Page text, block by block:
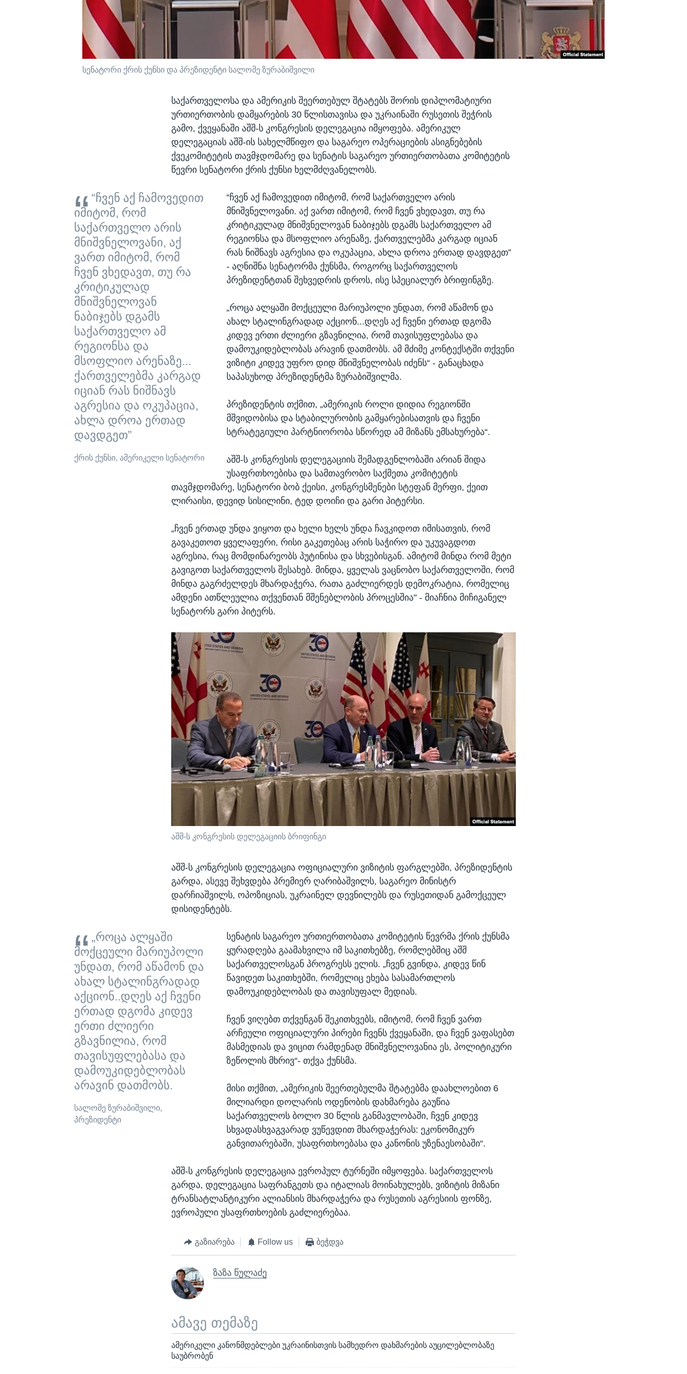
სენატორი ქრის ქუნსი და პრეზიდენტი სალომე ზურაბიშვილი
საქართველოსა და ამერიკის შეერთებულ შტატებს შორის დიპლომატიური
ურთიერთობის დამყარების 30 წლისთავისა და უკრაინაში რუსეთის შეჭრის
გამო, ქვეყანაში აშშ-ს კონგრესის დელეგაცია იმყოფება. ამერიკულ
დელეგაციას აშშ-ის სახელმწიფო და საგარეო ოპერაციების ასიგნებების
ქვეკომიტეტის თავმჯდომარე და სენატის საგარეო ურთიერთობათა კომიტეტის
წევრი სენატორი ქრის ქუნსი ხელმძღვანელობს.
“ჩვენ აქ ჩამოვედით
იმიტომ, რომ
საქართველო არის
მნიშვნელოვანი, აქ
ვართ იმიტომ, რომ
ჩვენ ვხედავთ, თუ რა
კრიტიკულად
მნიშვნელოვან
ნაბიჯებს დგამს
საქართველო ამ
რეგიონსა და
მსოფლიო არენაზე...
ქართველებმა კარგად
იციან რას ნიშნავს
აგრესია და ოკუპაცია,
ახლა დროა ერთად
დავდგეთ”
ქრის ქუნსი, ამერიკელი სენატორი
“ჩვენ აქ ჩამოვედით იმიტომ, რომ საქართველო არის
მნიშვნელოვანი. აქ ვართ იმიტომ, რომ ჩვენ ვხედავთ, თუ რა
კრიტიკულად მნიშვნელოვან ნაბიჯებს დგამს საქართველო ამ
რეგიონსა და მსოფლიო არენაზე, ქართველებმა კარგად იციან
რას ნიშნავს აგრესია და ოკუპაცია, ახლა დროა ერთად დავდგეთ”
- აღნიშნა სენატორმა ქუნსმა, როგორც საქართველოს
პრეზიდენტთან შეხვედრის დროს, ისე სპეციალურ ბრიფინგზე.
„როცა ალყაში მოქცეული მარიუპოლი უნდათ, რომ აწამონ და
ახალ სტალინგრადად აქციონ...დღეს აქ ჩვენი ერთად დგომა
კიდევ ერთი ძლიერი გზავნილია, რომ თავისუფლებასა და
დამოუკიდებლობას არავინ დათმობს. ამ მძიმე კონტექსტში თქვენი
ვიზიტი კიდევ უფრო დიდ მნიშვნელობას იძენს“ - განაცხადა
საპასუხოდ პრეზიდენტმა ზურაბიშვილმა.
პრეზიდენტის თქმით, „ამერიკის როლი დიდია რეგიონში
მშვიდობისა და სტაბილურობის გამყარებისათვის და ჩვენი
სტრატეგიული პარტნიორობა სწორედ ამ მიზანს ემსახურება“.
აშშ-ს კონგრესის დელეგაციის შემადგენლობაში არიან შიდა
უსაფრთხოებისა და სამთავრობო საქმეთა კომიტეტის
თავმჯდომარე, სენატორი ბობ ქეისი, კონგრესმენები სტეფან მერფი, ქეით
ლირაისი, დევიდ სისილინი, ტედ დოიჩი და გარი პიტერსი.
„ჩვენ ერთად უნდა ვიყოთ და ხელი ხელს უნდა ჩავკიდოთ იმისათვის, რომ
გავაკეთოთ ყველაფერი, რისი გაკეთებაც არის საჭირო და უკუვაგდოთ
აგრესია, რაც მომდინარეობს პუტინისა და სხვებისგან. ამიტომ მინდა რომ მეტი
გავიგოთ საქართველოს შესახებ. მინდა, ყველას ვაცნობო საქართველოში, რომ
მინდა გაგრძელდეს მხარდაჭერა, რათა გაძლიერდეს დემოკრატია, რომელიც
ამდენი ათწლეულია თქვენთან მშენებლობის პროცესშია" - მიაჩნია მიჩიგანელ
სენატორს გარი პიტერს.
აშშ-ს კონგრესის დელეგაციის ბრიფინგი
აშშ-ს კონგრესის დელეგაცია ოფიციალური ვიზიტის ფარგლებში, პრეზიდენტის
გარდა, ასევე შეხვდება პრემიერ ღარიბაშვილს, საგარეო მინისტრ
დარჩიაშვილს, ოპოზიციას, უკრაინელ დევნილებს და რუსეთიდან გამოქცეულ
დისიდენტებს.
„როცა ალყაში
მოქცეული მარიუპოლი
უნდათ, რომ აწამონ და
ახალ სტალინგრადად
აქციონ..დღეს აქ ჩვენი
ერთად დგომა კიდევ
ერთი ძლიერი
გზავნილია, რომ
თავისუფლებასა და
დამოუკიდებლობას
არავინ დათმობს.
სალომე ზურაბიშვილი,
პრეზიდენტი
სენატის საგარეო ურთიერთობათა კომიტეტის წევრმა ქრის ქუნსმა
ყურადღება გაამახვილა იმ საკითხებზე, რომლებშიც აშშ
საქართველოსგან პროგრესს ელის. „ჩვენ გვინდა, კიდევ წინ
წავიდეთ საკითხებში, რომელიც ეხება სასამართლოს
დამოუკიდებლობას და თავისუფალ მედიას.
ჩვენ ვიღებთ თქვენგან შეკითხვებს, იმიტომ, რომ ჩვენ ვართ
არჩეული ოფიციალური პირები ჩვენს ქვეყანაში, და ჩვენ ვაფასებთ
მასმედიას და ვიცით რამდენად მნიშვნელოვანია ეს, პოლიტიკური
ზეწოლის მხრივ“- თქვა ქუნსმა.
მისი თქმით, „ამერიკის შეერთებულმა შტატებმა დაახლოებით 6
მილიარდი დოლარის ოდენობის დახმარება გაუწია
საქართველოს ბოლო 30 წლის განმავლობაში, ჩვენ კიდევ
სხვადასხვაგვარად ვუწევდით მხარდაჭერას: ეკონომიკურ
განვითარებაში, უსაფრთხოებასა და კანონის უზენაესობაში“.
აშშ-ს კონგრესის დელეგაცია ევროპულ ტურნეში იმყოფება. საქართველოს
გარდა, დელეგაცია საფრანგეთს და იტალიას მოინახულებს, ვიზიტის მიზანი
ტრანსატლანტიკური ალიანსის მხარდაჭერა და რუსეთის აგრესიის ფონზე,
ევროპული უსაფრთხოების გაძლიერებაა.
გაზიარება Follow us ბეჭდვა
ზაზა წულაძე
ამავე თემაზე
ამერიკელი კანონმდებლები უკრაინისთვის სამხედრო დახმარების აუცილებლობაზე
საუბრობენ